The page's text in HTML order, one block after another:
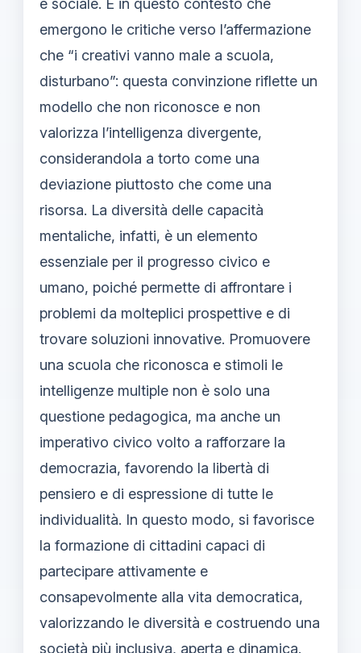
emergono le critiche verso l’affermazione
che “i creativi vanno male a scuola,
disturbano”: questa convinzione riflette un
modello che non riconosce e non
valorizza l’intelligenza divergente,
considerandola a torto come una
deviazione piuttosto che come una
risorsa. La diversità delle capacità
mentaliche, infatti, è un elemento
essenziale per il progresso civico e
umano, poiché permette di affrontare i
problemi da molteplici prospettive e di
trovare soluzioni innovative. Promuovere
una scuola che riconosca e stimoli le
intelligenze multiple non è solo una
questione pedagogica, ma anche un
imperativo civico volto a rafforzare la
democrazia, favorendo la libertà di
pensiero e di espressione di tutte le
individualità. In questo modo, si favorisce
la formazione di cittadini capaci di
partecipare attivamente e
consapevolmente alla vita democratica,
valorizzando le diversità e costruendo una
società più inclusiva, aperta e dinamica.